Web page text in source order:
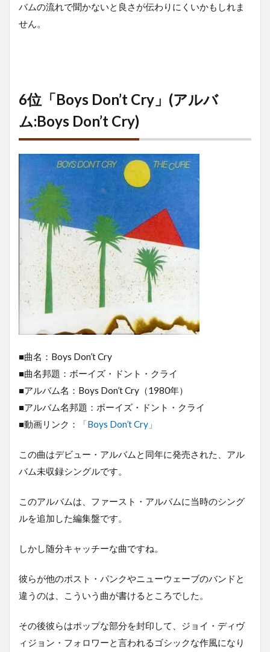
バムの流れで聞かないと良さが伝わりにくいかもしれま
せん。
6位「Boys Don’t Cry」(アルバ
ム:Boys Don’t Cry)
■曲名：Boys Don’t Cry
■曲名邦題：ボーイズ・ドント・クライ
■アルバム名：Boys Don’t Cry（1980年）
■アルバム名邦題：ボーイズ・ドント・クライ
■動画リンク：
「Boys Don’t Cry」
この曲はデビュー・アルバムと同年に発売された、アル
バム未収録シングルです。
このアルバムは、ファースト・アルバムに当時のシング
ルを追加した編集盤です。
しかし随分キャッチーな曲ですね。
彼らが他のポスト・パンクやニューウェーブのバンドと
違うのは、こういう曲が書けるところでした。
その後彼らはポップな部分を封印して、ジョイ・ディヴ
ィジョン・フォロワーと言われるゴシックな作風になり